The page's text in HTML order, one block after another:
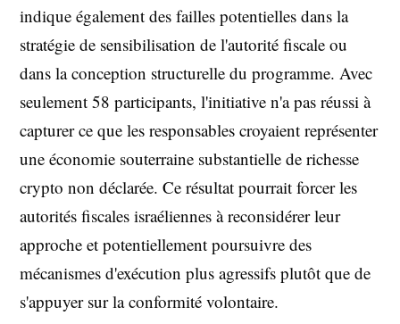
indique également des failles potentielles dans la
stratégie de sensibilisation de l'autorité fiscale ou
dans la conception structurelle du programme. Avec
seulement 58 participants, l'initiative n'a pas réussi à
capturer ce que les responsables croyaient représenter
une économie souterraine substantielle de richesse
crypto non déclarée. Ce résultat pourrait forcer les
autorités fiscales israéliennes à reconsidérer leur
approche et potentiellement poursuivre des
mécanismes d'exécution plus agressifs plutôt que de
s'appuyer sur la conformité volontaire.